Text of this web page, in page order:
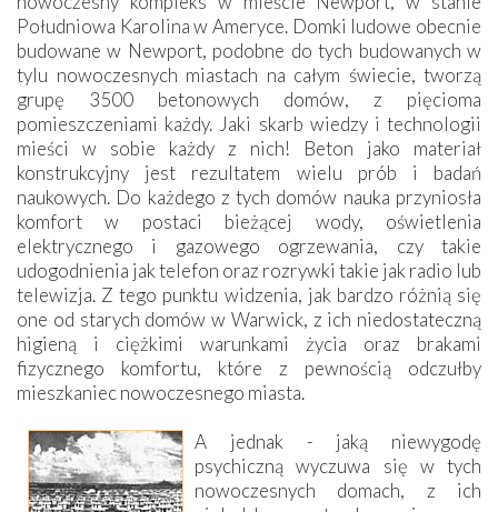
Południowa Karolina w Ameryce. Domki ludowe obecnie
budowane w Newport, podobne do tych budowanych w
tylu nowoczesnych miastach na całym świecie, tworzą
grupę 3500 betonowych domów, z pięcioma
pomieszczeniami każdy. Jaki skarb wiedzy i technologii
mieści w sobie każdy z nich! Beton jako materiał
konstrukcyjny jest rezultatem wielu prób i badań
naukowych. Do każdego z tych domów nauka przyniosła
komfort w postaci bieżącej wody, oświetlenia
elektrycznego i gazowego ogrzewania, czy takie
udogodnienia jak telefon oraz rozrywki takie jak radio lub
telewizja. Z tego punktu widzenia, jak bardzo różnią się
one od starych domów w Warwick, z ich niedostateczną
higieną i ciężkimi warunkami życia oraz brakami
fizycznego komfortu, które z pewnością odczułby
mieszkaniec nowoczesnego miasta.
A jednak - jaką niewygodę
psychiczną wyczuwa się w tych
nowoczesnych domach, z ich